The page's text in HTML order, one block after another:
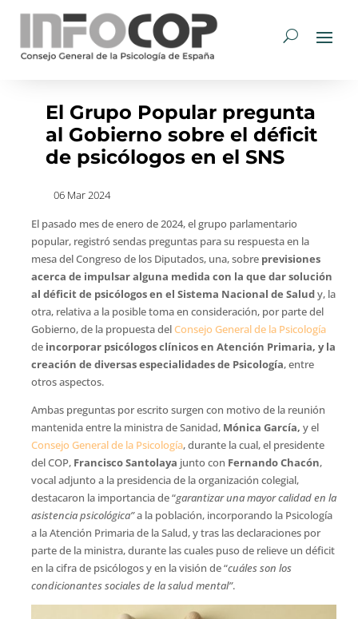
El Grupo Popular pregunta
al Gobierno sobre el déficit
de psicólogos en el SNS
06 Mar 2024
El pasado mes de enero de 2024, el grupo parlamentario
popular, registró sendas preguntas para su respuesta en la
mesa del Congreso de los Diputados, una, sobre previsiones
acerca de impulsar alguna medida con la que dar solución
al déficit de psicólogos en el Sistema Nacional de Saludy, la
otra, relativa a la posible toma en consideración, por parte del
Gobierno, de la propuesta delConsejo General de la Psicología
de incorporar psicólogos clínicos en Atención Primaria, y la
creación de diversas especialidades de Psicología, entre
otros aspectos.
Ambas preguntas por escrito surgen con motivo de la reunión
mantenida entre la ministra de Sanidad, Mónica García, y el
Consejo General de la Psicología, durante la cual, el presidente
del COP, Francisco Santolaya junto con Fernando Chacón,
vocal adjunto a la presidencia de la organización colegial,
destacaron la importancia de “garantizar una mayor calidad en la
asistencia psicológica”a la población, incorporando la Psicología
a la Atención Primaria de la Salud, y tras las declaraciones por
parte de la ministra, durante las cuales puso de relieve un déficit
en la cifra de psicólogos y en la visión de “cuáles son los
condicionantes sociales de la salud mental”.